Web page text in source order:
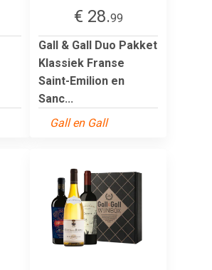
€ 28.99
Gall & Gall Duo Pakket
Klassiek Franse
Saint-Emilion en
Sanc...
Gall en Gall